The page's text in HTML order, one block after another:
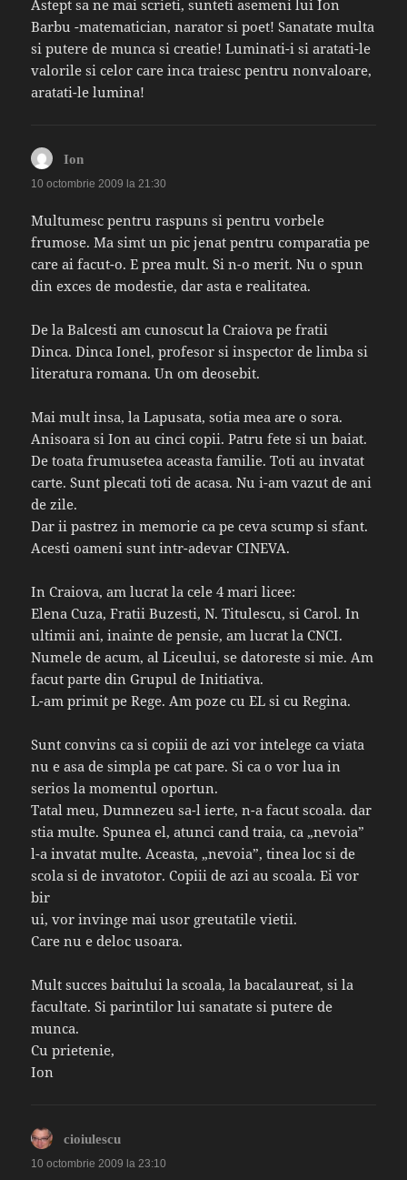
Astept sa ne mai scrieti, sunteti asemeni lui Ion
Barbu -matematician, narator si poet! Sanatate multa
si putere de munca si creatie! Luminati-i si aratati-le
valorile si celor care inca traiesc pentru nonvaloare,
aratati-le lumina!
Ion
10 octombrie 2009 la 21:30
Multumesc pentru raspuns si pentru vorbele
frumose. Ma simt un pic jenat pentru comparatia pe
care ai facut-o. E prea mult. Si n-o merit. Nu o spun
din exces de modestie, dar asta e realitatea.
De la Balcesti am cunoscut la Craiova pe fratii
Dinca. Dinca Ionel, profesor si inspector de limba si
literatura romana. Un om deosebit.
Mai mult insa, la Lapusata, sotia mea are o sora.
Anisoara si Ion au cinci copii. Patru fete si un baiat.
De toata frumusetea aceasta familie. Toti au invatat
carte. Sunt plecati toti de acasa. Nu i-am vazut de ani
de zile.
Dar ii pastrez in memorie ca pe ceva scump si sfant.
Acesti oameni sunt intr-adevar CINEVA.
In Craiova, am lucrat la cele 4 mari licee:
Elena Cuza, Fratii Buzesti, N. Titulescu, si Carol. In
ultimii ani, inainte de pensie, am lucrat la CNCI.
Numele de acum, al Liceului, se datoreste si mie. Am
facut parte din Grupul de Initiativa.
L-am primit pe Rege. Am poze cu EL si cu Regina.
Sunt convins ca si copiii de azi vor intelege ca viata
nu e asa de simpla pe cat pare. Si ca o vor lua in
serios la momentul oportun.
Tatal meu, Dumnezeu sa-l ierte, n-a facut scoala. dar
stia multe. Spunea el, atunci cand traia, ca „nevoia”
l-a invatat multe. Aceasta, „nevoia”, tinea loc si de
scola si de invatotor. Copiii de azi au scoala. Ei vor
bir
ui, vor invinge mai usor greutatile vietii.
Care nu e deloc usoara.
Mult succes baitului la scoala, la bacalaureat, si la
facultate. Si parintilor lui sanatate si putere de
munca.
Cu prietenie,
Ion
cioiulescu
10 octombrie 2009 la 23:10